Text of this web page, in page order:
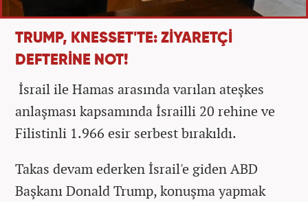
TRUMP, KNESSET'TE: ZİYARETÇİ
DEFTERİNE NOT!
İsrail ile Hamas arasında varılan ateşkes
anlaşması kapsamında İsrailli 20 rehine ve
Filistinli 1.966 esir serbest bırakıldı.
Takas devam ederken İsrail'e giden ABD
Başkanı Donald Trump, konuşma yapmak